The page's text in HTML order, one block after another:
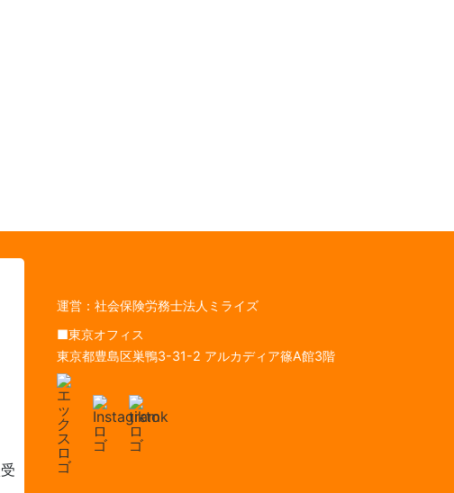
運営：社会保険労務士法人ミライズ
■東京オフィス
東京都豊島区巣鴨3-31-2 アルカディア篠A館3階